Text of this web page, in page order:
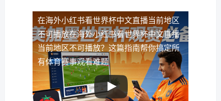
在海外小红书看世界杯中文直播当前地区
不可播放在海外小红书看世界杯中文直播
当前地区不可播放？这篇指南帮你搞定所
有体育赛事观看难题